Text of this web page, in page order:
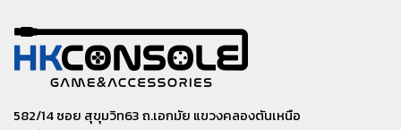
582/14 ซอย สุขุมวิท63 ถ.เอกมัย แขวงคลองตันเหนือ